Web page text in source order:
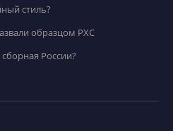
стиль?
образцом РХС
России?